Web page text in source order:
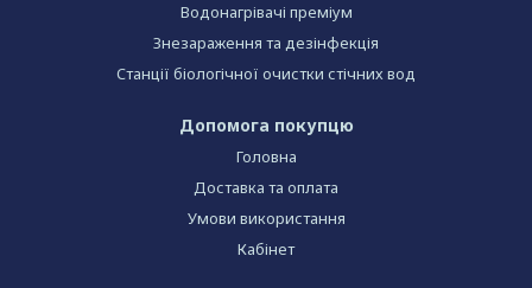
Водонагрівачі преміум
Знезараження та дезінфекція
Станції біологічної очистки стічних вод
Допомога покупцю
Головна
Доставка та оплата
Умови використання
Кабінет